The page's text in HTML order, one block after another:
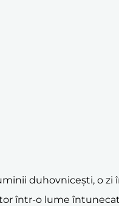
duhovnicești, o
într-o lume